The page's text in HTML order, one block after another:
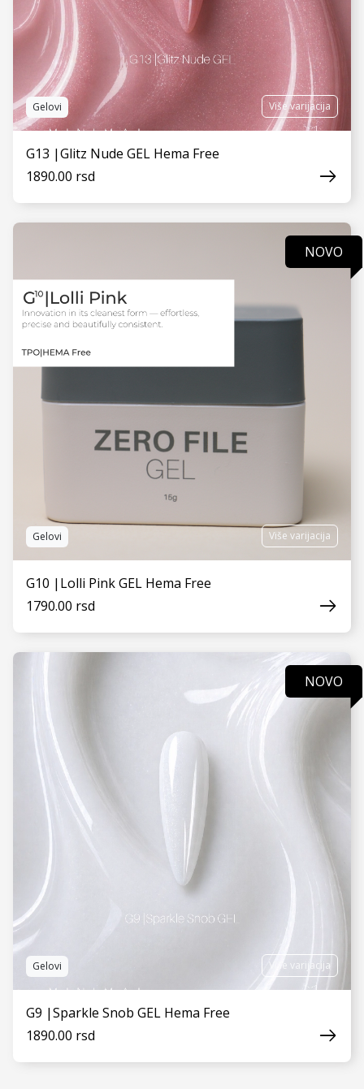
Gelovi Više varijacija
G13 |Glitz Nude GEL Hema Free
1890.00 rsd
NOVO
VIDI JOŠ
Gelovi Više varijacija
G10 |Lolli Pink GEL Hema Free
1790.00 rsd
NOVO
Gelovi Više varijacija
G9 |Sparkle Snob GEL Hema Free
1890.00 rsd